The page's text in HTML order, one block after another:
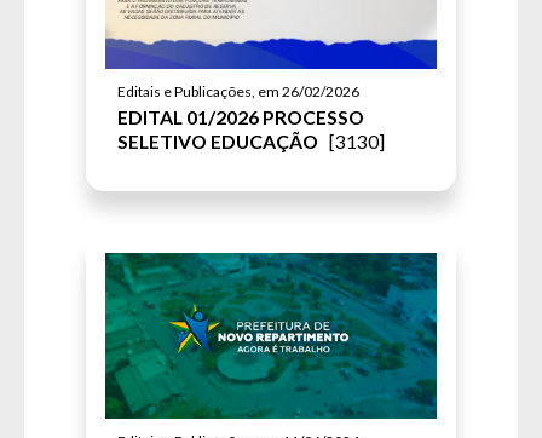
Editais e Publicações, em 26/02/2026
EDITAL 01/2026 PROCESSO
SELETIVO EDUCAÇÃO [3130]